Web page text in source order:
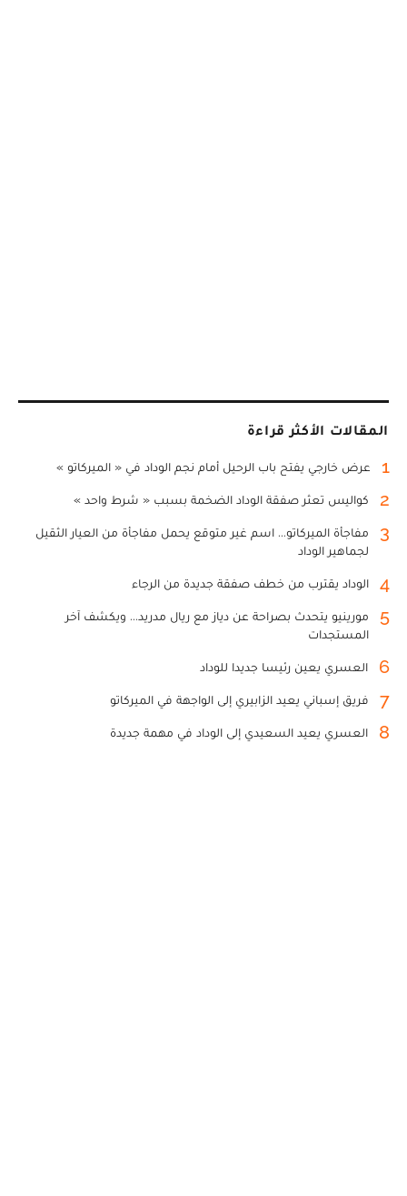
المقالات الأكثر قراءة
1 عرض خارجي يفتح باب الرحيل أمام نجم الوداد في « الميركاتو »
2 كواليس تعثر صفقة الوداد الضخمة بسبب « شرط واحد »
3
مفاجأة الميركاتو... اسم غير متوقع يحمل مفاجأة من العيار الثقيل
لجماهير الوداد
4 الوداد يقترب من خطف صفقة جديدة من الرجاء
5
مورينيو يتحدث بصراحة عن دياز مع ريال مدريد... ويكشف آخر
المستجدات
6 العسري يعين رئيسا جديدا للوداد
7 فريق إسباني يعيد الزابيري إلى الواجهة في الميركاتو
8 العسري يعيد السعيدي إلى الوداد في مهمة جديدة